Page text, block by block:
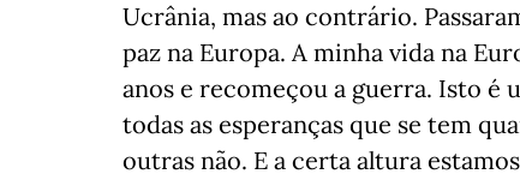
Ucrânia, mas ao contrário.
paz na Europa. A minha vida na
anos e recomeçou a guerra. Isto é
todas as esperanças que se tem
outras não. E a certa altura